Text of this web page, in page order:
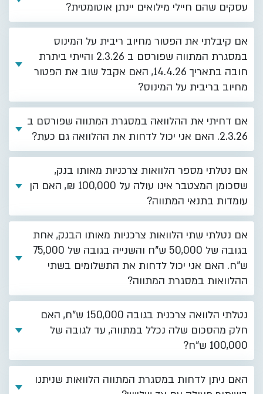
עסקים שהם חיילי מילואים יינתן אוטומטית?
אם קיבלתי את הפטור מחיוב ריבית על המינוס
במסגרת המתווה שפורסם ב 2.3.26 והייתי ביתרת
חובה בתאריך 14.4.26, האם אקבל שוב את הפטור
מחיוב בריבית על המינוס?
אם דחיתי את ההלוואה במסגרת המתווה שפורסם ב
2.3.26. האם אני יכול לדחות את ההלוואה גם כעת?
אם נטלתי מספר הלוואות צרכניות מאותו בנק,
שסכומן המצטבר אינו עולה על 100,000 ₪, האם הן
עומדות בתנאי המתווה?
אם נטלתי שתי הלוואות צרכניות מאותו הבנק, אחת
בגובה של 50,000 ש"ח והשנייה בגובה של 75,000
ש"ח. האם אני יכול לדחות את התשלומים בשתי
ההלוואות במסגרת המתווה?
נטלתי הלוואה צרכנית בגובה 150,000 ש"ח, האם
חלק מהסכום שלה נכלל במתווה, עד לגובה של
100,000 ש"ח?
האם ניתן לדחות במסגרת המתווה הלוואות שניתנו